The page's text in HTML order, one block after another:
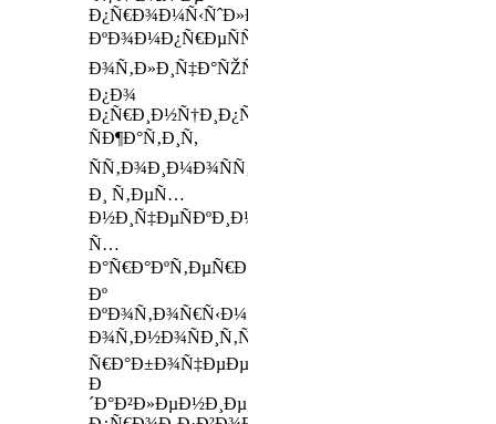
Ð¿Ñ€Ð¾Ð¼Ñ‹ÑˆÐ»ÐµÐ½Ð½Ñ‹Ðµ
ÐºÐ¾Ð¼Ð¿Ñ€ÐµÑÑÐ¾Ñ€Ñ‹
Ð¾Ñ‚Ð»Ð¸Ñ‡Ð°ÑŽÑ‚ÑÑ
Ð¿Ð¾
Ð¿Ñ€Ð¸Ð½Ñ†Ð¸Ð¿Ñƒ
ÑÐ¶Ð°Ñ‚Ð¸Ñ,
ÑÑ‚Ð¾Ð¸Ð¼Ð¾ÑÑ‚Ð¸
Ð¸ Ñ‚ÐµÑ…
Ð½Ð¸Ñ‡ÐµÑÐºÐ¸Ð¼
Ñ…
Ð°Ñ€Ð°ÐºÑ‚ÐµÑ€Ð¸ÑÑ‚Ð¸ÐºÐ°Ð¼,
Ðº
ÐºÐ¾Ñ‚Ð¾Ñ€Ñ‹Ð¼
Ð¾Ñ‚Ð½Ð¾ÑÐ¸Ñ‚ÑÑ
Ñ€Ð°Ð±Ð¾Ñ‡ÐµÐµ
Ð
´Ð°Ð²Ð»ÐµÐ½Ð¸Ðµ,